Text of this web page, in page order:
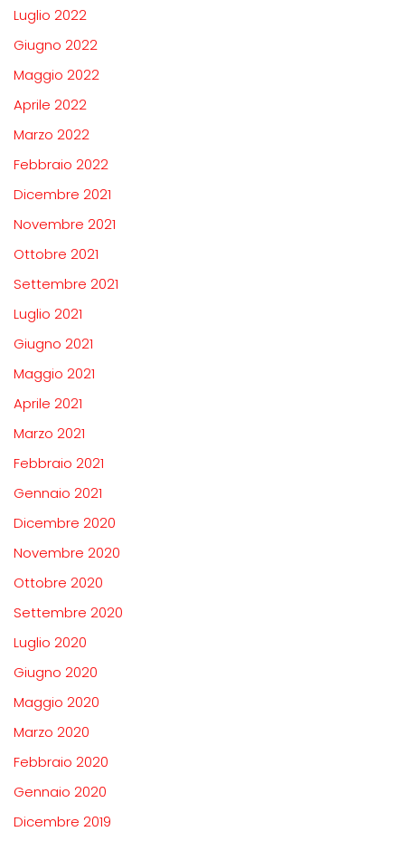
Luglio 2022
Giugno 2022
Maggio 2022
Aprile 2022
Marzo 2022
Febbraio 2022
Dicembre 2021
Novembre 2021
Ottobre 2021
Settembre 2021
Luglio 2021
Giugno 2021
Maggio 2021
Aprile 2021
Marzo 2021
Febbraio 2021
Gennaio 2021
Dicembre 2020
Novembre 2020
Ottobre 2020
Settembre 2020
Luglio 2020
Giugno 2020
Maggio 2020
Marzo 2020
Febbraio 2020
Gennaio 2020
Dicembre 2019